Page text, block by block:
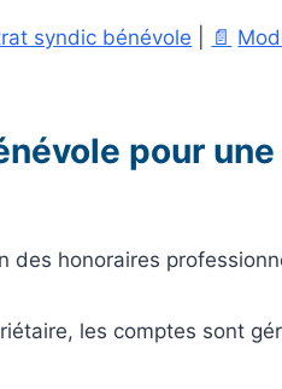
syndic bénévole 📄
pour
des honoraires
les comptes sont